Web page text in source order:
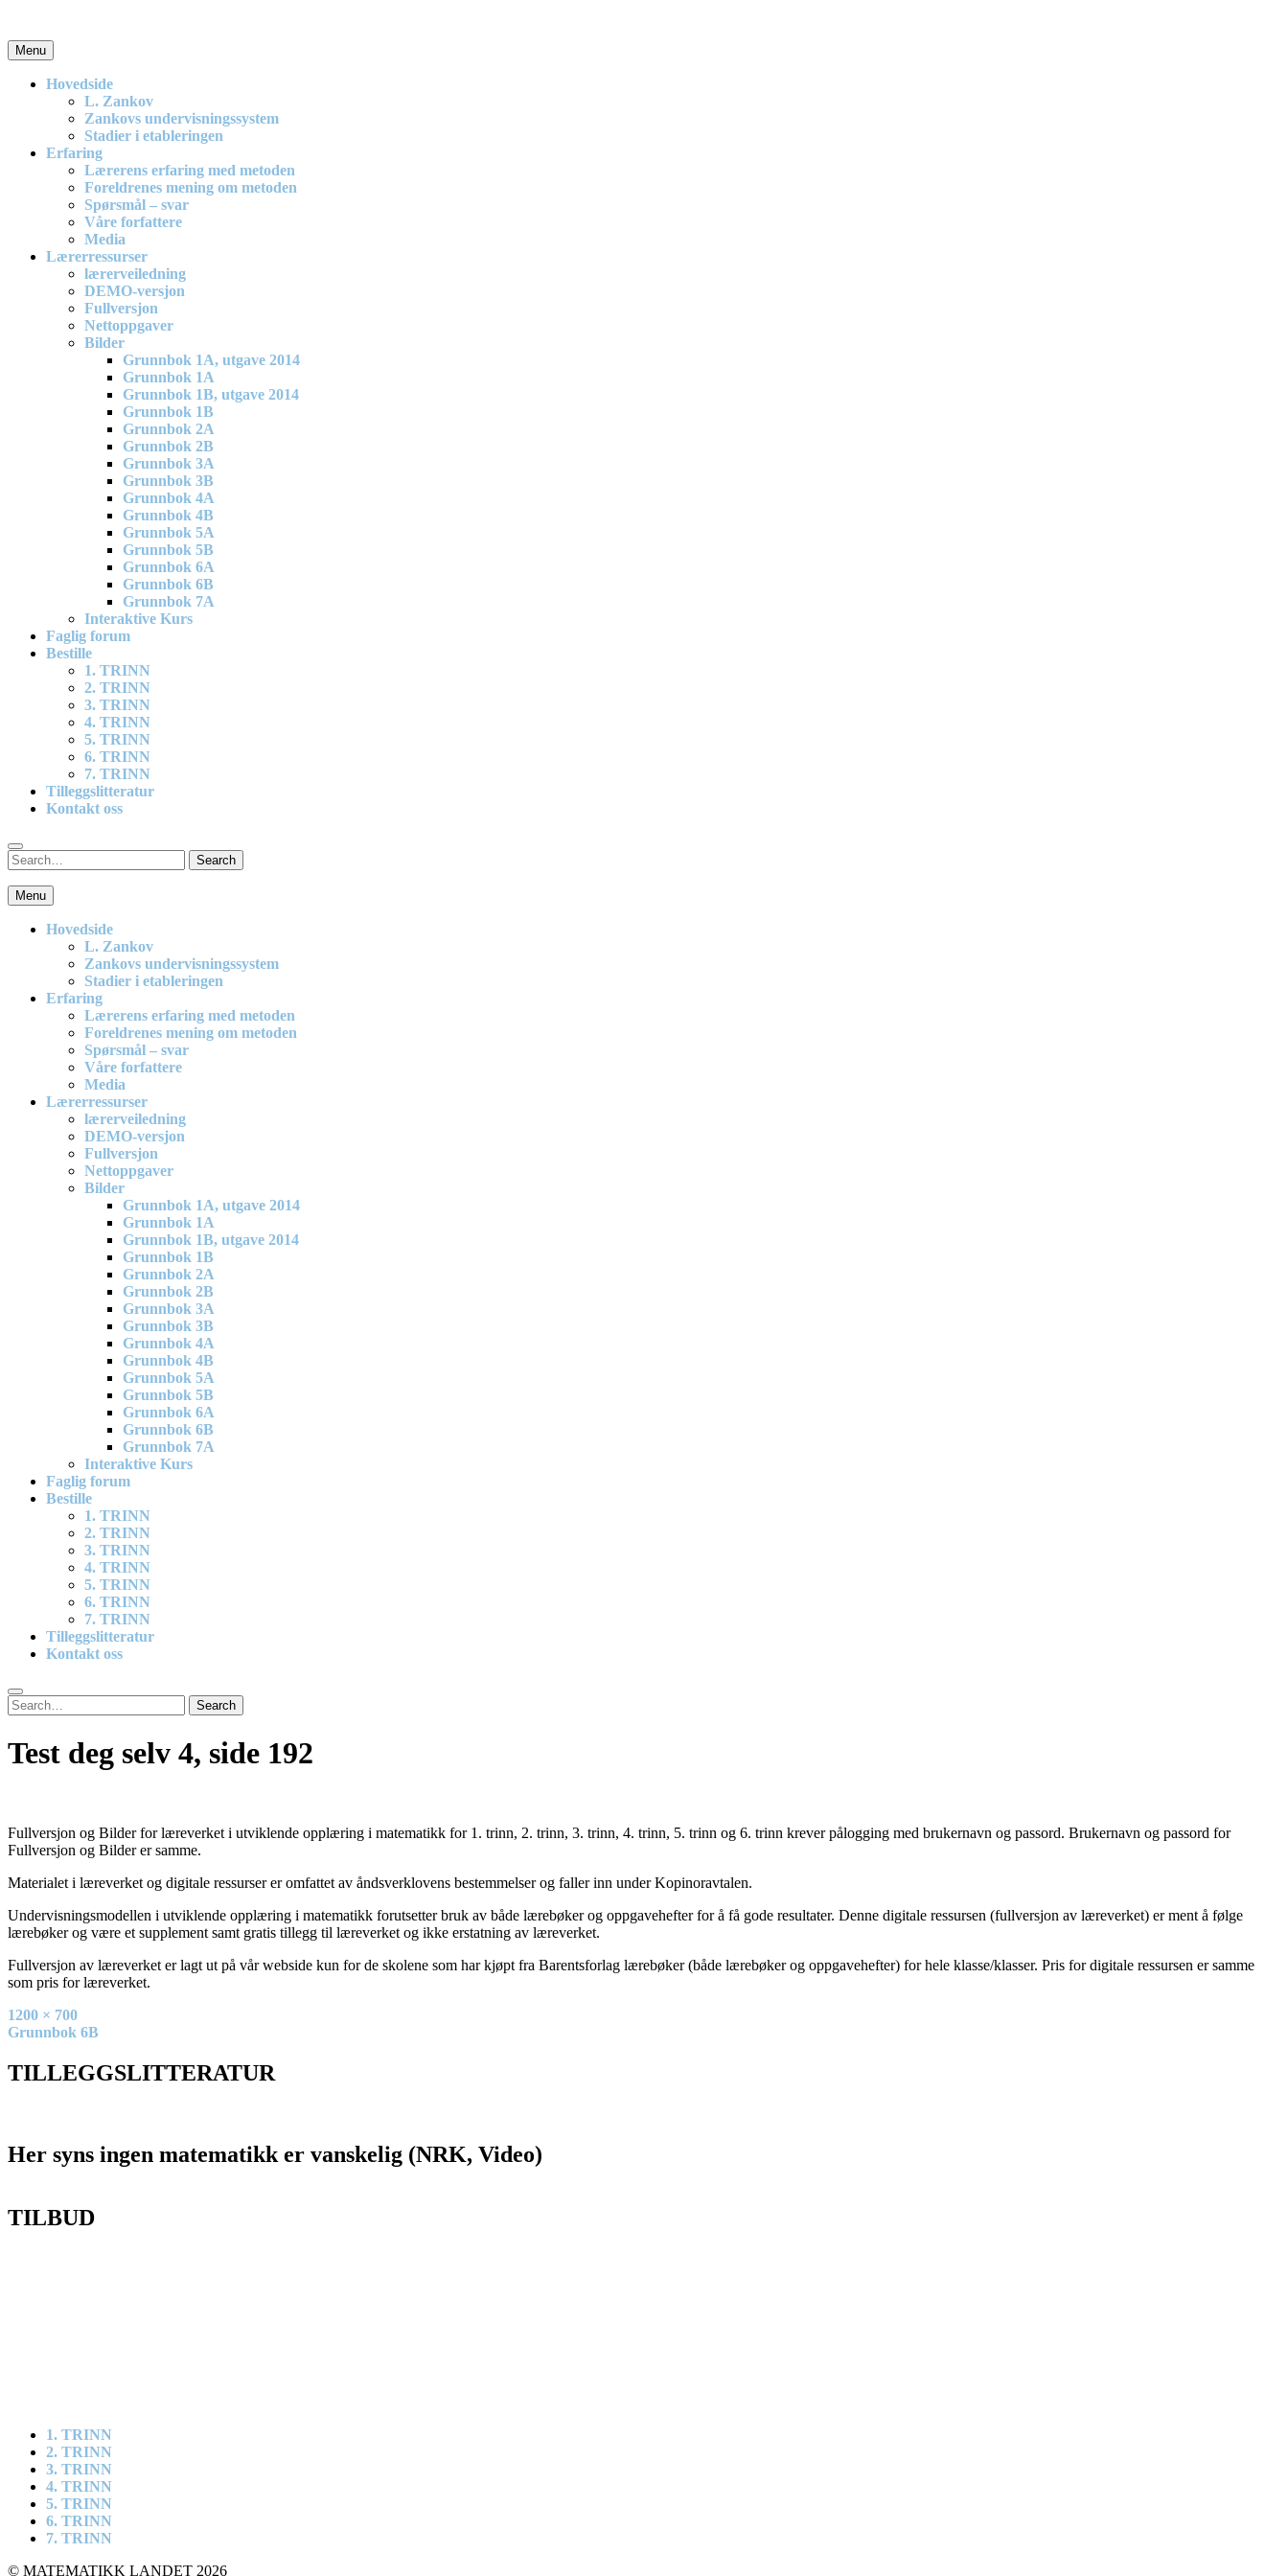
content
En effektiv og spennende modell for matematikkundervisning i barneskolen
Menu
Hovedside
L. Zankov
Zankovs undervisningssystem
Stadier i etableringen
Erfaring
Lærerens erfaring med metoden
Foreldrenes mening om metoden
Spørsmål – svar
Våre forfattere
Media
Lærerressurser
lærerveiledning
DEMO-versjon
Fullversjon
Nettoppgaver
Bilder
Grunnbok 1A, utgave 2014
Grunnbok 1A
Grunnbok 1B, utgave 2014
Grunnbok 1B
Grunnbok 2A
Grunnbok 2B
Grunnbok 3A
Grunnbok 3B
Grunnbok 4A
Grunnbok 4B
Grunnbok 5A
Grunnbok 5B
Grunnbok 6A
Grunnbok 6B
Grunnbok 7A
Interaktive Kurs
Faglig forum
Bestille
1. TRINN
2. TRINN
3. TRINN
4. TRINN
5. TRINN
6. TRINN
7. TRINN
Tilleggslitteratur
Kontakt oss
Search
for:
Search
En effektiv og spennende modell for matematikkundervisning i barneskolen
Menu
Hovedside
L. Zankov
Zankovs undervisningssystem
Stadier i etableringen
Erfaring
Lærerens erfaring med metoden
Foreldrenes mening om metoden
Spørsmål – svar
Våre forfattere
Media
Lærerressurser
lærerveiledning
DEMO-versjon
Fullversjon
Nettoppgaver
Bilder
Grunnbok 1A, utgave 2014
Grunnbok 1A
Grunnbok 1B, utgave 2014
Grunnbok 1B
Grunnbok 2A
Grunnbok 2B
Grunnbok 3A
Grunnbok 3B
Grunnbok 4A
Grunnbok 4B
Grunnbok 5A
Grunnbok 5B
Grunnbok 6A
Grunnbok 6B
Grunnbok 7A
Interaktive Kurs
Faglig forum
Bestille
1. TRINN
2. TRINN
3. TRINN
4. TRINN
5. TRINN
6. TRINN
7. TRINN
Tilleggslitteratur
Kontakt oss
Search
for:
Search
Test deg selv 4, side 192
Fullversjon og Bilder for læreverket i utviklende opplæring i matematikk for 1. trinn, 2. trinn, 3. trinn, 4. trinn, 5. trinn og 6. trinn krever pålogging med brukernavn og passord. Brukernavn og passord for
Fullversjon og Bilder er samme.
Materialet i læreverket og digitale ressurser er omfattet av åndsverklovens bestemmelser og faller inn under Kopinoravtalen.
Undervisningsmodellen i utviklende opplæring i matematikk forutsetter bruk av både lærebøker og oppgavehefter for å få gode resultater. Denne digitale ressursen (fullversjon av læreverket) er ment å følge
lærebøker og være et supplement samt gratis tillegg til læreverket og ikke erstatning av læreverket.
Fullversjon av læreverket er lagt ut på vår webside kun for de skolene som har kjøpt fra Barentsforlag lærebøker (både lærebøker og oppgavehefter) for hele klasse/klasser. Pris for digitale ressursen er samme
som pris for læreverket.
Full
size
1200 × 700
Innleggsnavigasjon
Grunnbok 6B
TILLEGGSLITTERATUR
Her syns ingen matematikk er vanskelig (NRK, Video)
TILBUD
1. TRINN
2. TRINN
3. TRINN
4. TRINN
5. TRINN
6. TRINN
7. TRINN
© MATEMATIKK LANDET 2026